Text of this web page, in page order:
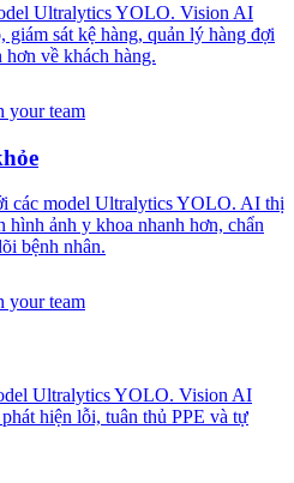
Ultralytics YOLO. Vision AI
sát kệ hàng, quản lý hàng đợi
về khách hàng.
các model Ultralytics YOLO. AI thị
hình ảnh y khoa nhanh hơn, chẩn
bệnh nhân.
Ultralytics YOLO. Vision AI
hiện lỗi, tuân thủ PPE và tự